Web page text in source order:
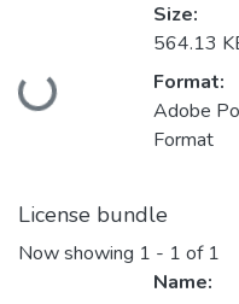
Loading...
Size:
564.13
Format:
Adobe
Format
License bundle
Now showing 1 - 1 of 1
Name: